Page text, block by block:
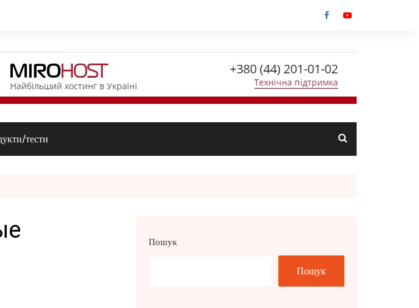
тести
Пошук
Пошук